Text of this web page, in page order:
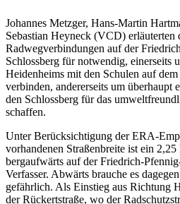
Johannes Metzger, Hans-Martin
Sebastian Heyneck (VCD) erläuterten
Radwegverbindungen auf der
Schlossberg für notwendig, einerseits
Heidenheims mit den Schulen auf
verbinden, andererseits um überhaupt
den Schlossberg für das
schaffen.
Unter Berücksichtigung der ERA-
vorhandenen Straßenbreite ist ein
bergaufwärts auf der Friedrich-
Verfasser. Abwärts brauche es
gefährlich. Als Einstieg aus Richtung
der Rückertstraße, wo der